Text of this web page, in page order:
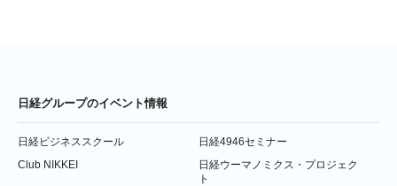
日経グループのイベント情報
日経ビジネススクール
日経4946セミナー
Club NIKKEI
日経ウーマノミクス・プロジェク
ト